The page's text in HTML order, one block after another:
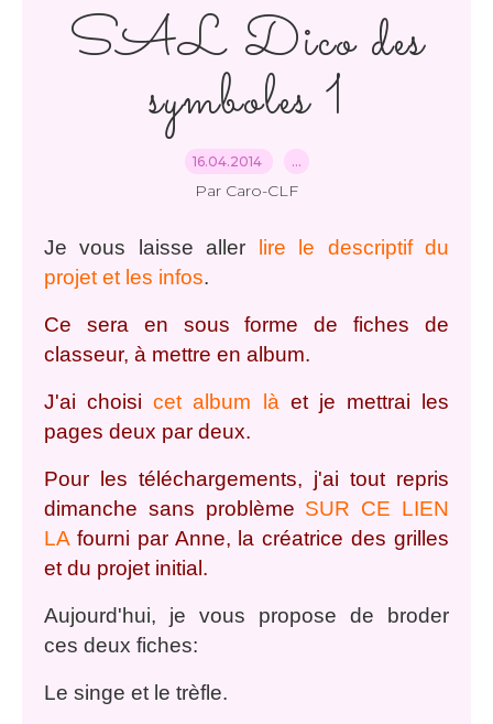
SAL Dico des
symboles 1
16.04.2014 …
Par Caro-CLF
Je vous laisse aller lire le descriptif du
projet et les infos.
Ce sera en sous forme de fiches de
classeur, à mettre en album.
J'ai choisicet album là et je mettrai les
pages deux par deux.
Pour les téléchargements, j'ai tout repris
dimanche sans problème SUR CE LIEN
LA fourni par Anne, la créatrice des grilles
et du projet initial.
Aujourd'hui, je vous propose de broder
ces deux fiches:
Le singe et le trèfle.